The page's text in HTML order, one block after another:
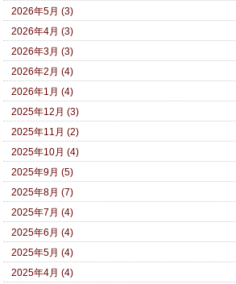
2026年5月 (3)
2026年4月 (3)
2026年3月 (3)
2026年2月 (4)
2026年1月 (4)
2025年12月 (3)
2025年11月 (2)
2025年10月 (4)
2025年9月 (5)
2025年8月 (7)
2025年7月 (4)
2025年6月 (4)
2025年5月 (4)
2025年4月 (4)